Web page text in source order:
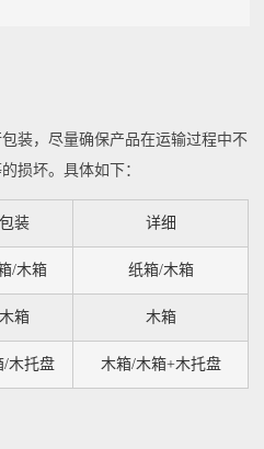
装，尽量确保产品在运输过程中不
损坏。具体如下：
包装 详细
/木箱 纸箱/木箱
木箱 木箱
/木托盘 木箱/木箱+木托盘